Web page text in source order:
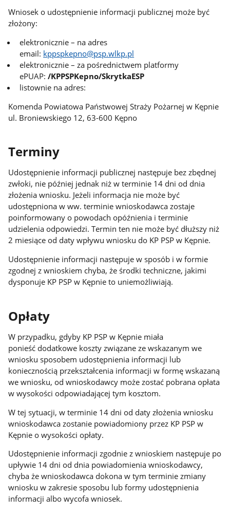
Wniosek o udostępnienie informacji publicznej może być
złożony:
elektronicznie – na adres
email: kppspkepno@psp.wlkp.pl
elektronicznie – za pośrednictwem platformy
ePUAP:/KPPSPKepno/SkrytkaESP
listownie na adres:
Komenda Powiatowa Państwowej Straży Pożarnej w Kępnie
ul. Broniewskiego 12, 63-600 Kępno
Terminy
Udostępnienie informacji publicznej następuje bez zbędnej
zwłoki, nie później jednak niż w terminie 14 dni od dnia
złożenia wniosku. Jeżeli informacja nie może być
udostępniona w ww. terminie wnioskodawca zostaje
poinformowany o powodach opóźnienia i terminie
udzielenia odpowiedzi. Termin ten nie może być dłuższy niż
2 miesiące od daty wpływu wniosku do KP PSP w Kępnie.
Udostępnienie informacji następuje w sposób i w formie
zgodnej z wnioskiem chyba, że środki techniczne, jakimi
dysponuje KP PSP w Kępnie to uniemożliwiają.
Opłaty
W przypadku, gdyby KP PSP w Kępnie miała
ponieść dodatkowe koszty związane ze wskazanym we
wniosku sposobem udostępnienia informacji lub
koniecznością przekształcenia informacji w formę wskazaną
we wniosku, od wnioskodawcy może zostać pobrana opłata
w wysokości odpowiadającej tym kosztom.
W tej sytuacji, w terminie 14 dni od daty złożenia wniosku
wnioskodawca zostanie powiadomiony przez KP PSP w
Kępnie o wysokości opłaty.
Udostępnienie informacji zgodnie z wnioskiem następuje po
upływie 14 dni od dnia powiadomienia wnioskodawcy,
chyba że wnioskodawca dokona w tym terminie zmiany
wniosku w zakresie sposobu lub formy udostępnienia
informacji albo wycofa wniosek.